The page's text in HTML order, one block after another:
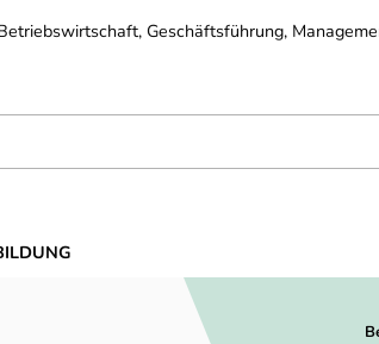
Geschäftsführung,